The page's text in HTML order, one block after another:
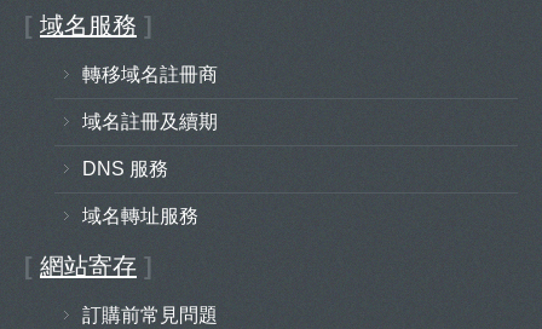
[ 域名服務 ]
轉移域名註冊商
域名註冊及續期
DNS 服務
域名轉址服務
[ 網站寄存 ]
訂購前常見問題